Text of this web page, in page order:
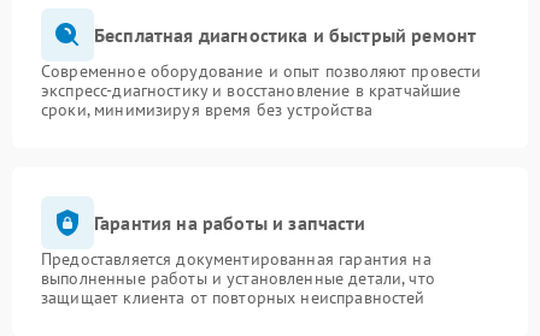
Бесплатная диагностика и быстрый ремонт
Современное оборудование и опыт позволяют провести
экспресс-диагностику и восстановление в кратчайшие
сроки, минимизируя время без устройства
Гарантия на работы и запчасти
Предоставляется документированная гарантия на
выполненные работы и установленные детали, что
защищает клиента от повторных неисправностей